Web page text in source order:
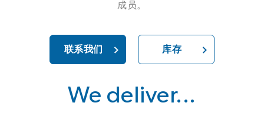
成员。
联系我们 库存
We deliver...